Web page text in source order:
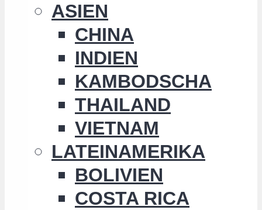
ASIEN
CHINA
INDIEN
KAMBODSCHA
THAILAND
VIETNAM
LATEINAMERIKA
BOLIVIEN
COSTA RICA